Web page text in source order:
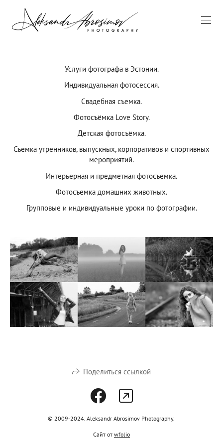
Услуги фотографа в Эстонии.
Индивидуальная фотосессия.
Свадебная съемка.
Фотосъёмка Love Story.
Детская фотосъёмка.
Съемка утренников, выпускных, корпоративов и спортивных
мероприятий.
Интерьерная и предметная фотосъемка.
Фотосъемка домашних животных.
Групповые и индивидуальные уроки по фотографии.
Поделиться ссылкой
© 2009-2024. Aleksandr Abrosimov Photography.
Сайт от wfolio